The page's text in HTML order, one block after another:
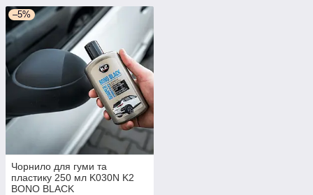
–5%
Чорнило для гуми та
пластику 250 мл K030N K2
BONO BLACK